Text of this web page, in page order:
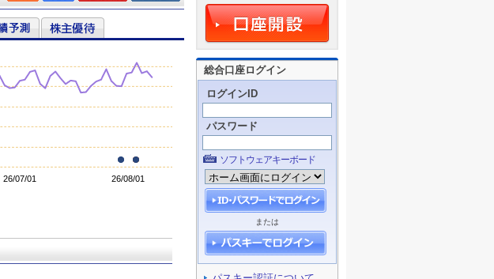
総合口座ログイン
ログインID
パスワード
ソフトウェアキーボード
または